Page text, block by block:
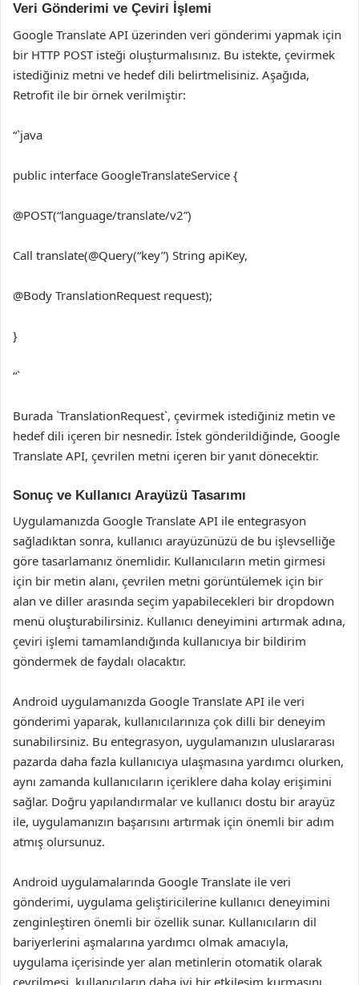
Veri Gönderimi ve Çeviri İşlemi
Google Translate API üzerinden veri gönderimi yapmak için
bir HTTP POST isteği oluşturmalısınız. Bu istekte, çevirmek
istediğiniz metni ve hedef dili belirtmelisiniz. Aşağıda,
Retrofit ile bir örnek verilmiştir:
“`java
public interface GoogleTranslateService {
@POST(“language/translate/v2”)
Call translate(@Query(“key”) String apiKey,
@Body TranslationRequest request);
}
“`
Burada `TranslationRequest`, çevirmek istediğiniz metin ve
hedef dili içeren bir nesnedir. İstek gönderildiğinde, Google
Translate API, çevrilen metni içeren bir yanıt dönecektir.
Sonuç ve Kullanıcı Arayüzü Tasarımı
Uygulamanızda Google Translate API ile entegrasyon
sağladıktan sonra, kullanıcı arayüzünüzü de bu işlevselliğe
göre tasarlamanız önemlidir. Kullanıcıların metin girmesi
için bir metin alanı, çevrilen metni görüntülemek için bir
alan ve diller arasında seçim yapabilecekleri bir dropdown
menü oluşturabilirsiniz. Kullanıcı deneyimini artırmak adına,
çeviri işlemi tamamlandığında kullanıcıya bir bildirim
göndermek de faydalı olacaktır.
Android uygulamanızda Google Translate API ile veri
gönderimi yaparak, kullanıcılarınıza çok dilli bir deneyim
sunabilirsiniz. Bu entegrasyon, uygulamanızın uluslararası
pazarda daha fazla kullanıcıya ulaşmasına yardımcı olurken,
aynı zamanda kullanıcıların içeriklere daha kolay erişimini
sağlar. Doğru yapılandırmalar ve kullanıcı dostu bir arayüz
ile, uygulamanızın başarısını artırmak için önemli bir adım
atmış olursunuz.
Android uygulamalarında Google Translate ile veri
gönderimi, uygulama geliştiricilerine kullanıcı deneyimini
zenginleştiren önemli bir özellik sunar. Kullanıcıların dil
bariyerlerini aşmalarına yardımcı olmak amacıyla,
uygulama içerisinde yer alan metinlerin otomatik olarak
çevrilmesi, kullanıcıların daha iyi bir etkileşim kurmasını